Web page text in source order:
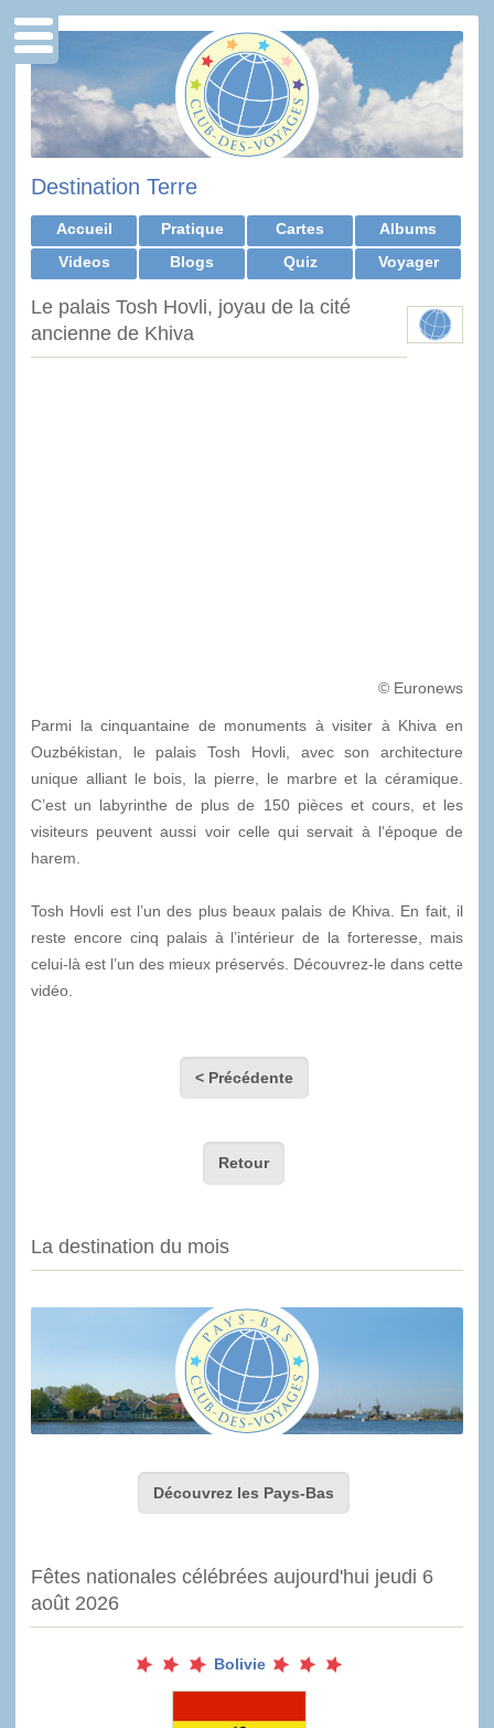
Destination Terre
Accueil Pratique Cartes
Albums
Videos
Blogs Quiz Voyager
Le palais Tosh Hovli, joyau de la cité
ancienne de Khiva
© Euronews
Parmi la cinquantaine de monuments à visiter à Khiva en
Ouzbékistan, le palais Tosh Hovli, avec son architecture
unique alliant le bois, la pierre, le marbre et la céramique.
C’est un labyrinthe de plus de 150 pièces et cours, et les
visiteurs peuvent aussi voir celle qui servait à l‘époque de
harem.
Tosh Hovli est l’un des plus beaux palais de Khiva. En fait, il
reste encore cinq palais à l’intérieur de la forteresse, mais
celui-là est l’un des mieux préservés. Découvrez-le dans cette
vidéo.
< Précédente
Retour
La destination du mois
Découvrez les Pays-Bas
Fêtes nationales célébrées aujourd'hui jeudi 6
août 2026
Bolivie